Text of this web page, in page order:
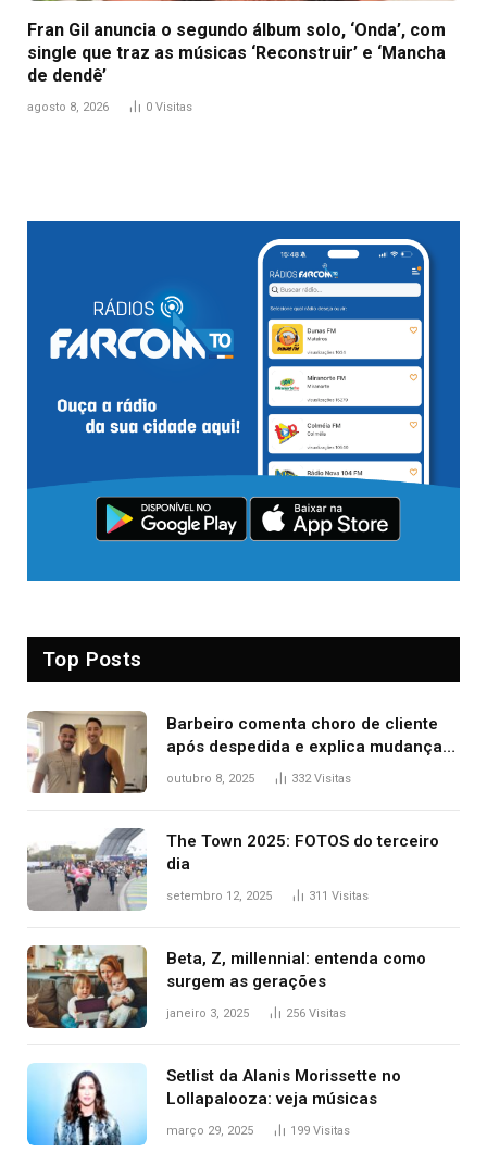
Fran Gil anuncia o segundo álbum solo, ‘Onda’, com
single que traz as músicas ‘Reconstruir’ e ‘Mancha
de dendê’
agosto 8, 2026 0 Visitas
Top Posts
Barbeiro comenta choro de cliente
após despedida e explica mudança
para o TO: ‘Não esperava atingir
outubro 8, 2025 332Visitas
The Town 2025: FOTOS do terceiro
dia
setembro 12, 2025 311 Visitas
Beta, Z, millennial: entenda como
surgem as gerações
janeiro 3, 2025 256 Visitas
Setlist da Alanis Morissette no
Lollapalooza: veja músicas
março 29, 2025 199 Visitas